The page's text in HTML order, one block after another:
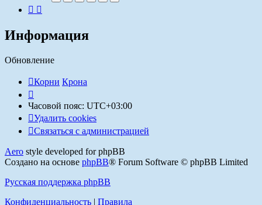
Информация
Обновление
Корни Крона
Часовой пояс: UTC+03:00
Удалить cookies
Связаться
администрацией
Связаться с администрацией
Aero style developed for phpBB
Создано на основе phpBB® Forum Software © phpBB Limited
Русская поддержка phpBB
Конфиденциальность | Правила